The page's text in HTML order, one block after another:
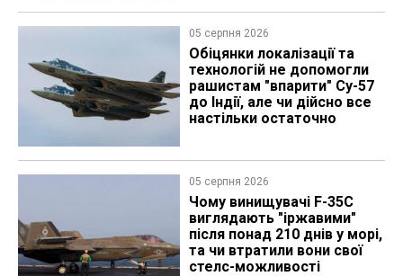
05 серпня 2026
Обіцянки локалізації та
технологій не допомогли
рашистам "впарити" Су-57
до Індії, але чи дійсно все
настільки остаточно
05 серпня 2026
Чому винищувачі F-35C
виглядають "іржавими"
після понад 210 днів у морі,
та чи втратили вони свої
стелс-можливості